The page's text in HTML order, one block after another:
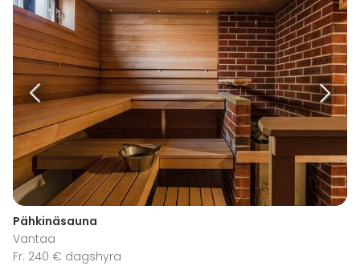
Pähkinäsauna
Vantaa
Fr. 240 € dagshyra